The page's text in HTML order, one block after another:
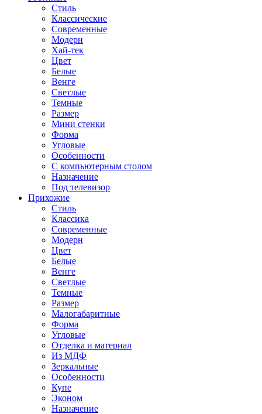
Стиль
Классические
Современные
Модерн
Хай-тек
Цвет
Белые
Венге
Светлые
Темные
Размер
Мини стенки
Форма
Угловые
Особенности
С компьютерным столом
Назначение
Под телевизор
Прихожие
Стиль
Классика
Современные
Модерн
Цвет
Белые
Венге
Светлые
Темные
Размер
Малогабаритные
Форма
Угловые
Отделка и материал
Из МДФ
Зеркальные
Особенности
Купе
Эконом
Назначение